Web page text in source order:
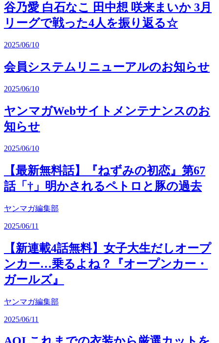
谷乃愛 白石なこ 田中想 咲来まいか 3月
リーグで戦った4人を振り返る☆
2025/06/10
会員システムリニューアルのお知らせ
2025/06/10
ヤンマガWebサイトメンテナンスのお
知らせ
2025/06/10
【最新無料話】『ねずみの初恋』第67
話「†」明かされるペトロと豚の過去
ヤンマガ編集部
2025/06/11
【新連載4話無料】女子大生だしオープ
ンカー…乗るよね？『オープンカー・
ガールズ』
ヤンマガ編集部
2025/06/11